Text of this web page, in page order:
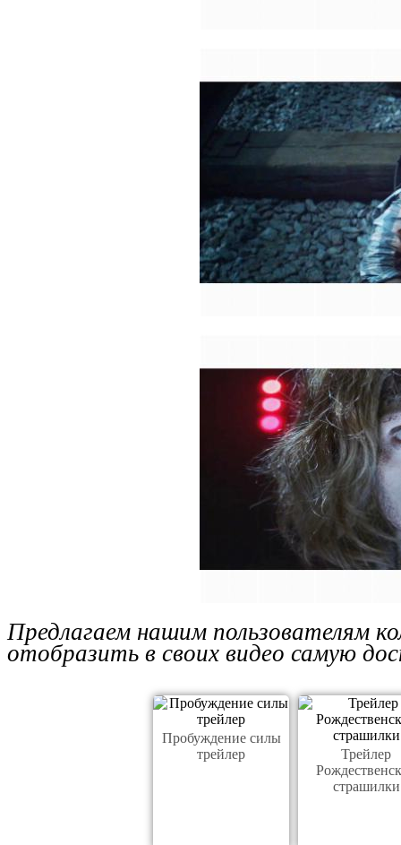
Предлагаем нашим пользователям
отобразить в своих видео самую
Пробуждение силы
трейлер
Трейлер
страшилки